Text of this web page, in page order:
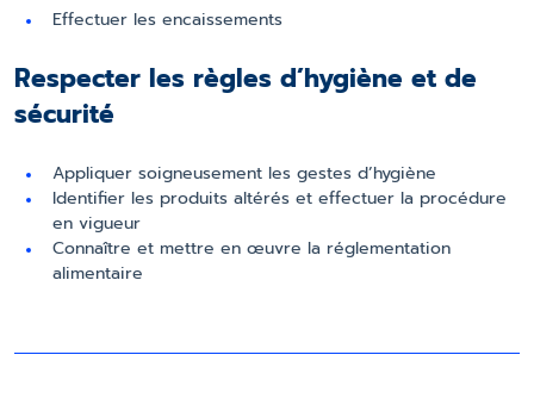
Effectuer les encaissements
Respecter les règles d’hygiène et de
sécurité
Appliquer soigneusement les gestes d’hygiène
Identifier les produits altérés et effectuer la procédure
en vigueur
Connaître et mettre en œuvre la réglementation
alimentaire